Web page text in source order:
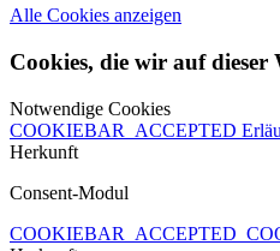
Alle Cookies anzeigen
Cookies, die wir auf dieser
Notwendige Cookies
COOKIEBAR_ACCEPTED
Herkunft
Consent-Modul